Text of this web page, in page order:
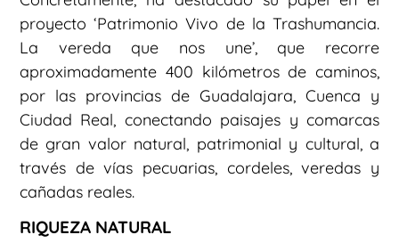
proyecto ‘Patrimonio Vivo de la Trashumancia.
La vereda que nos une’, que recorre
aproximadamente 400 kilómetros de caminos,
por las provincias de Guadalajara, Cuenca y
Ciudad Real, conectando paisajes y comarcas
de gran valor natural, patrimonial y cultural, a
través de vías pecuarias, cordeles, veredas y
cañadas reales.
RIQUEZA NATURAL